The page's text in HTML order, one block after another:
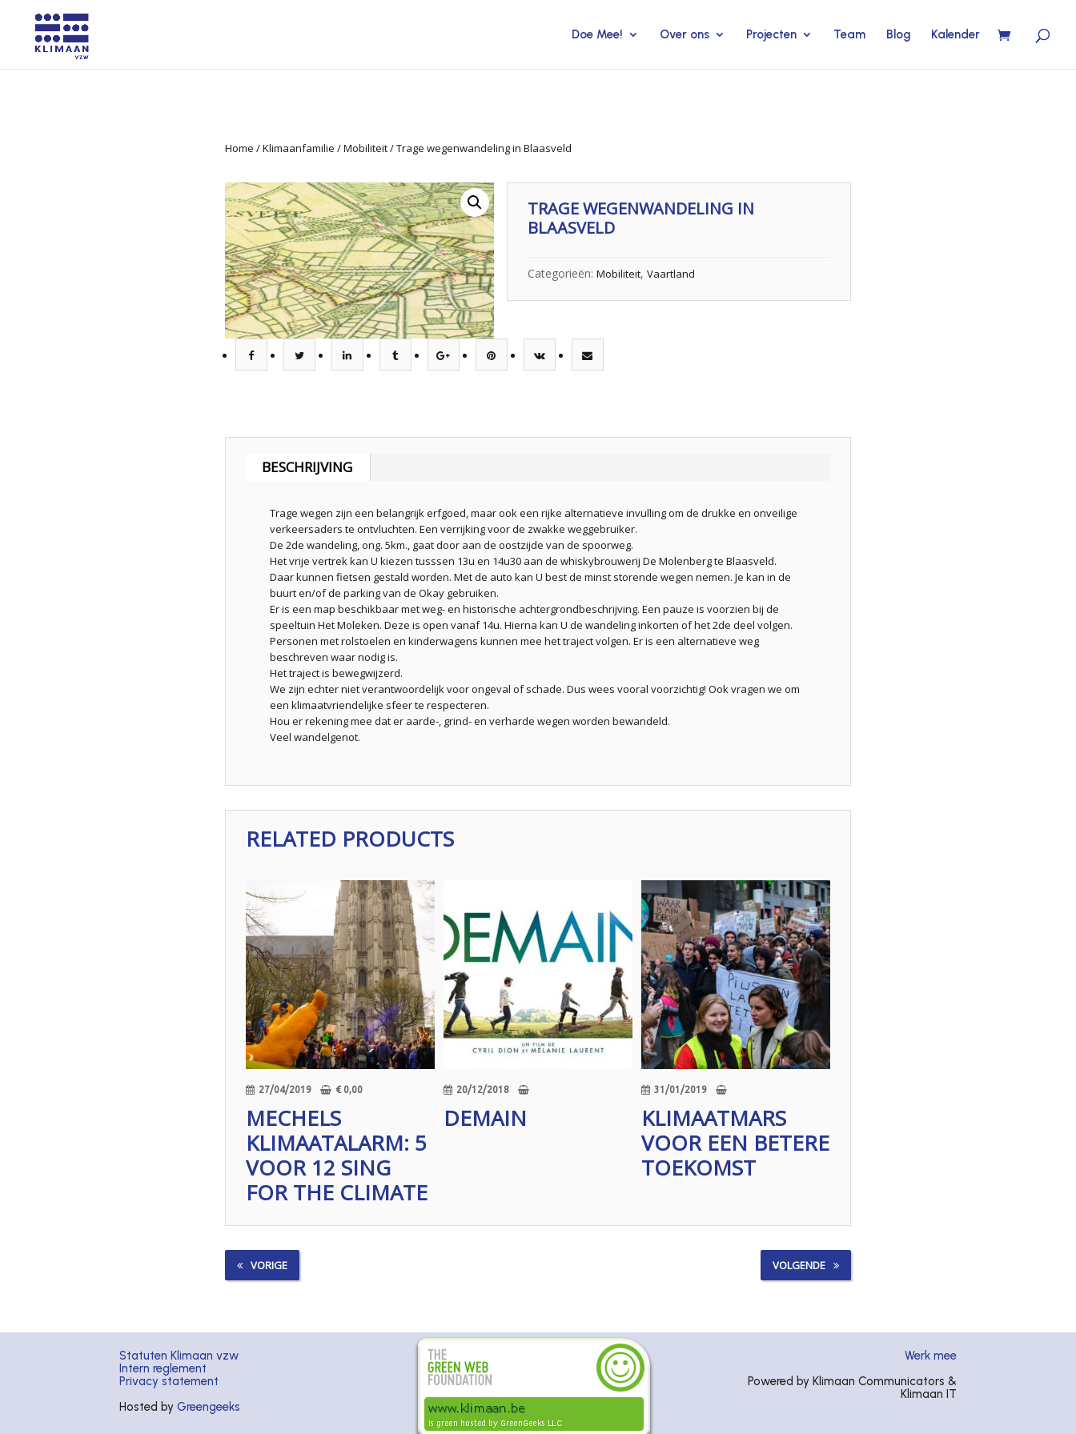
Doe Mee! Over ons Projecten Team Blog Kalender
Home /Klimaanfamilie /Mobiliteit/ Trage wegenwandeling in Blaasveld
TRAGE WEGENWANDELING IN
BLAASVELD
Categorieën: Mobiliteit, Vaartland
BESCHRIJVING
Trage wegen zijn een belangrijk erfgoed, maar ook een rijke alternatieve invulling om de drukke en onveilige
verkeersaders te ontvluchten. Een verrijking voor de zwakke weggebruiker.
De 2de wandeling, ong. 5km., gaat door aan de oostzijde van de spoorweg.
Het vrije vertrek kan U kiezen tusssen 13u en 14u30 aan de whiskybrouwerij De Molenberg te Blaasveld.
Daar kunnen fietsen gestald worden. Met de auto kan U best de minst storende wegen nemen. Je kan in de
buurt en/of de parking van de Okay gebruiken.
Er is een map beschikbaar met weg- en historische achtergrondbeschrijving. Een pauze is voorzien bij de
speeltuin Het Moleken. Deze is open vanaf 14u. Hierna kan U de wandeling inkorten of het 2de deel volgen.
Personen met rolstoelen en kinderwagens kunnen mee het traject volgen. Er is een alternatieve weg
beschreven waar nodig is.
Het traject is bewegwijzerd.
We zijn echter niet verantwoordelijk voor ongeval of schade. Dus wees vooral voorzichtig! Ook vragen we om
een klimaatvriendelijke sfeer te respecteren.
Hou er rekening mee dat er aarde-, grind- en verharde wegen worden bewandeld.
Veel wandelgenot.
RELATED PRODUCTS
27/04/2019 €0,00
MECHELS
KLIMAATALARM: 5
VOOR 12 SING
FOR THE CLIMATE
20/12/2018
DEMAIN
31/01/2019
KLIMAATMARS
VOOR EEN BETERE
TOEKOMST
VORIGE VOLGENDE
Statuten Klimaan vzw
Intern reglement
Privacy statement
Hosted byGreengeeks
Werk mee
Powered by Klimaan Communicators &
Klimaan IT